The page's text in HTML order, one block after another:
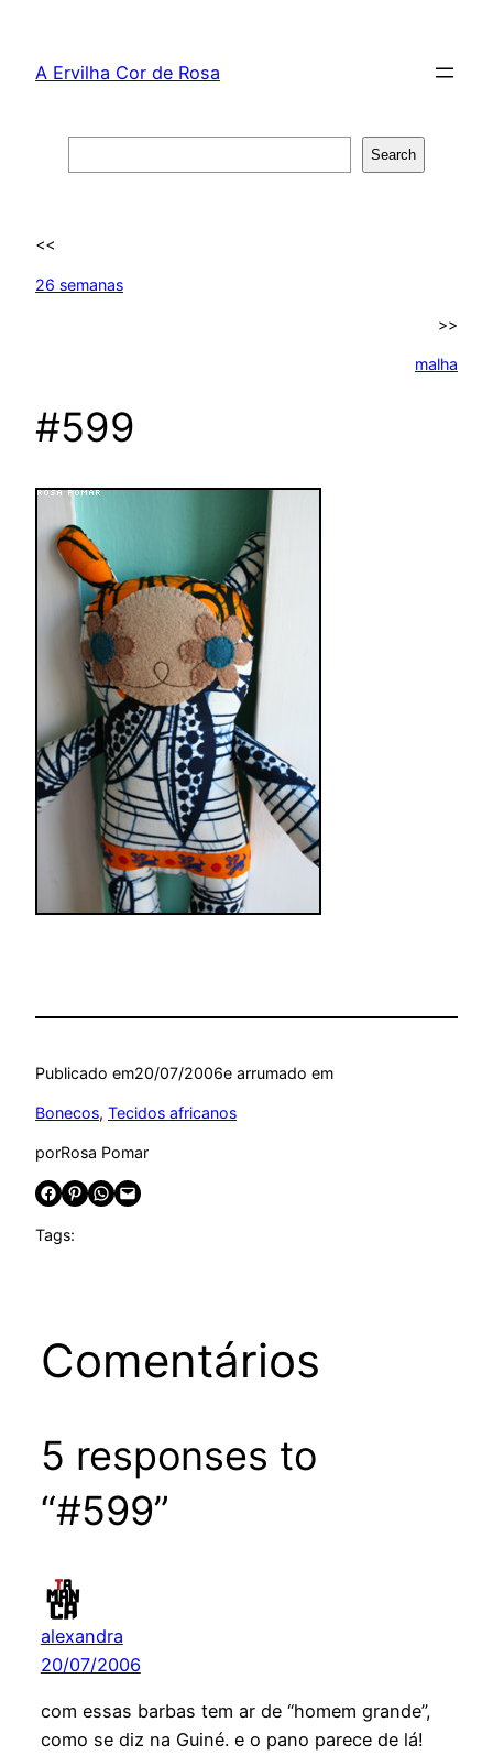
content
A Ervilha Cor de Rosa
Search
<<
26 semanas
>>
malha
#599
Publicado em20/07/2006e arrumado em
Bonecos, Tecidos africanos
porRosa Pomar
Share on Facebook Share on Pinterest Share on WhatsApp Email this Page
Tags:
Comentários
5 responses to
“#599”
alexandra
20/07/2006
com essas barbas tem ar de “homem grande”,
como se diz na Guiné. e o pano parece de lá!